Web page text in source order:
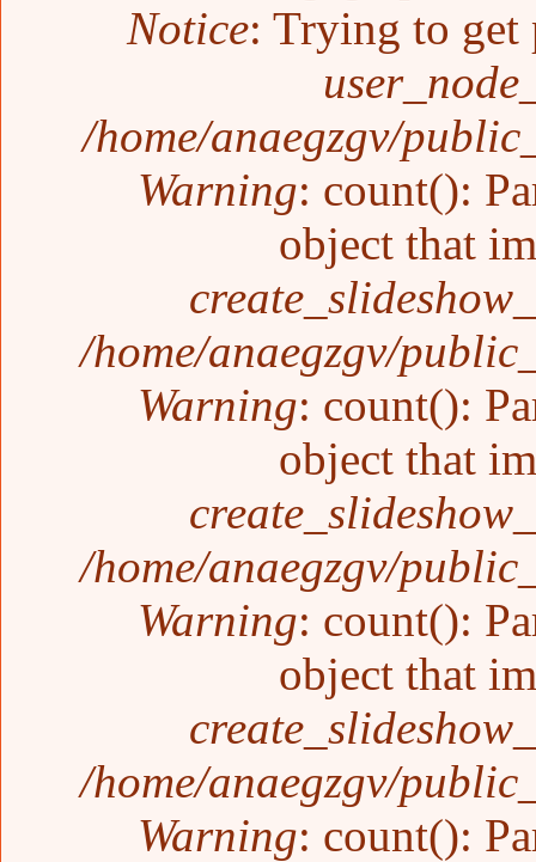
Notice: Trying to get
/home/anaegzgv/
Warning: count():
object that
/home/anaegzgv/
Warning: count():
object that
/home/anaegzgv/
Warning: count():
object that
/home/anaegzgv/
Warning: count():